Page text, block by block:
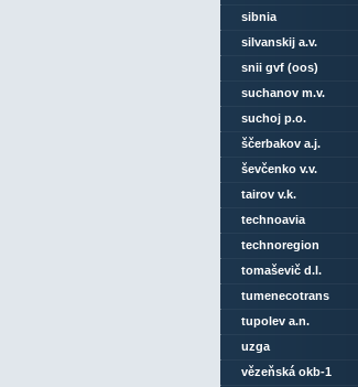
sibnia
silvanskij a.v.
snii gvf (oos)
suchanov m.v.
suchoj p.o.
ščerbakov a.j.
ševčenko v.v.
tairov v.k.
technoavia
technoregion
tomaševič d.l.
tumenecotrans
tupolev a.n.
uzga
vězeňská okb-1